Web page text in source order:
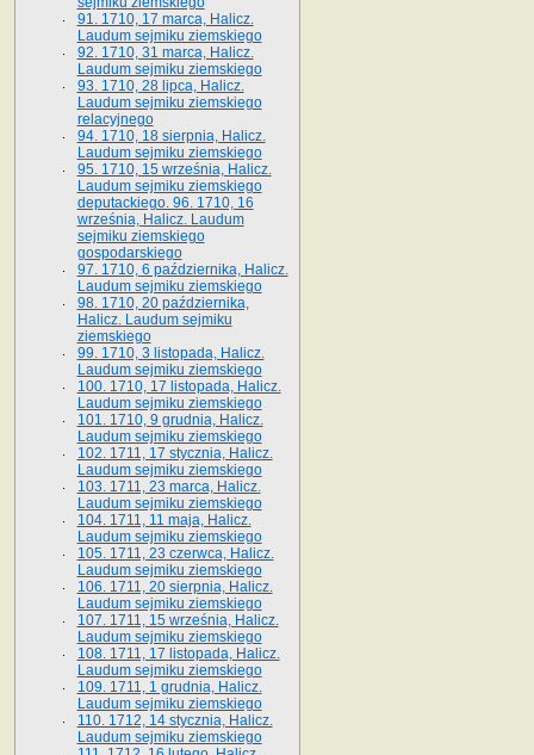
91. 1710, 17 marca, Halicz.
Laudum sejmiku ziemskiego
92. 1710, 31 marca, Halicz.
Laudum sejmiku ziemskiego
93. 1710, 28 lipca, Halicz.
Laudum sejmiku ziemskiego
relacyjnego
94. 1710, 18 sierpnia, Halicz.
Laudum sejmiku ziemskiego
95. 1710, 15 września, Halicz.
Laudum sejmiku ziemskiego
deputackiego. 96. 1710, 16
września, Halicz. Laudum
sejmiku ziemskiego
gospodarskiego
97. 1710, 6 października, Halicz.
Laudum sejmiku ziemskiego
98. 1710, 20 października,
Halicz. Laudum sejmiku
ziemskiego
99. 1710, 3 listopada, Halicz.
Laudum sejmiku ziemskiego
100. 1710, 17 listopada, Halicz.
Laudum sejmiku ziemskiego
101. 1710, 9 grudnia, Halicz.
Laudum sejmiku ziemskiego
102. 1711, 17 stycznia, Halicz.
Laudum sejmiku ziemskiego
103. 1711, 23 marca, Halicz.
Laudum sejmiku ziemskiego
104. 1711, 11 maja, Halicz.
Laudum sejmiku ziemskiego
105. 1711, 23 czerwca, Halicz.
Laudum sejmiku ziemskiego
106. 1711, 20 sierpnia, Halicz.
Laudum sejmiku ziemskiego
107. 1711, 15 września, Halicz.
Laudum sejmiku ziemskiego
108. 1711, 17 listopada, Halicz.
Laudum sejmiku ziemskiego
109. 1711, 1 grudnia, Halicz.
Laudum sejmiku ziemskiego
110. 1712, 14 stycznia, Halicz.
Laudum sejmiku ziemskiego